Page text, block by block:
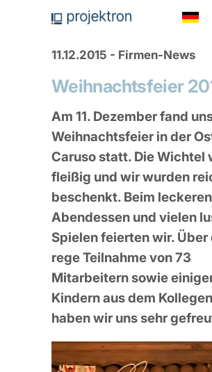
11.12.2015 - Firmen-News
Weihnachtsfeier
Am 11. Dezember fand
Weihnachtsfeier in der
Caruso statt. Die Wichtel
fleißig und wir wurden
beschenkt. Beim leckeren
Abendessen und vielen
Spielen feierten wir. Über
rege Teilnahme von 73
Mitarbeitern sowie
Kindern aus dem
haben wir uns sehr